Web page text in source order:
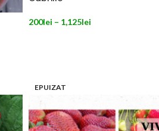
200lei – 1,125lei
EPUIZAT